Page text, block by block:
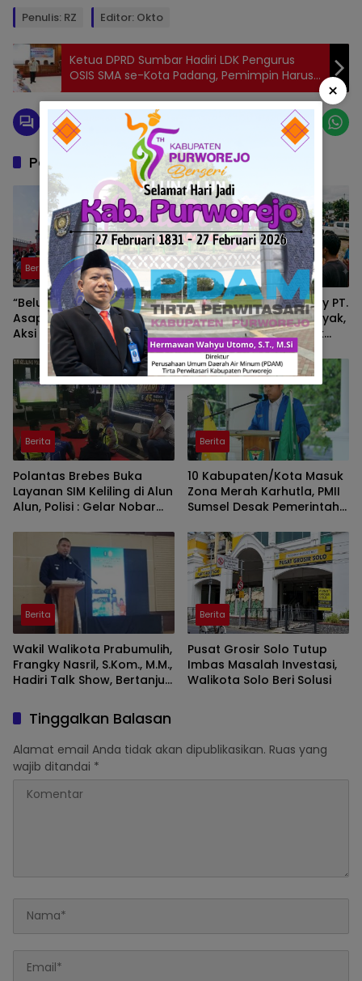
Penulis: RZ Editor: Okto
Ketua DPRD Sumbar Hadiri LDK Pengurus
OSIS SMA se-Kota Padang, Pemimpin Harus
Cepat Tanggap dan Menampung Aspirasi
Rakyat
Pos Terkait
Berita
“Belum Merdeka dari
Asap”: Rawang ID Gelar
Aksi Kreatif di Jembatan
Ampera
Berita
Survei Seismik 3 D Peony PT.
BGP Indonesia Cari Minyak,
Warga Cari Kerja Tidak
Dapat
Berita
Polantas Brebes Buka
Layanan SIM Keliling di Alun
Alun, Polisi : Gelar Nobar
AFF
Berita
10 Kabupaten/Kota Masuk
Zona Merah Karhutla, PMII
Sumsel Desak Pemerintah
Berita
Wakil Walikota Prabumulih,
Frangky Nasril, S.Kom., M.M.,
Hadiri Talk Show, Bertanjuk
Bumi di SMAN 2 Prabumulih
Berita
Pusat Grosir Solo Tutup
Imbas Masalah Investasi,
Walikota Solo Beri Solusi
Tinggalkan Balasan
Alamat email Anda tidak akan dipublikasikan. Ruas yang
wajib ditandai *
×